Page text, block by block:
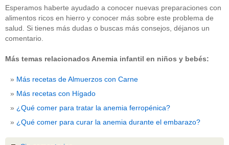
Esperamos haberte ayudado a conocer nuevas preparaciones con
alimentos ricos en hierro y conocer más sobre este problema de
salud. Si tienes más dudas o buscas más consejos, déjanos un
comentario.
Más temas relacionados Anemia infantil en niños y bebés:
Más recetas de Almuerzos con Carne
Más recetas con Hígado
¿Qué comer para tratar la anemia ferropénica?
¿Qué comer para curar la anemia durante el embarazo?